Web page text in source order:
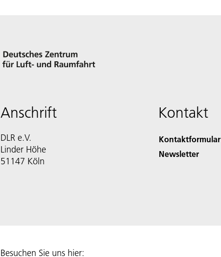
Anschrift
DLR e.V.
Linder Höhe
51147 Köln
Kontakt
Kontaktformular
Newsletter
Besuchen Sie uns hier: